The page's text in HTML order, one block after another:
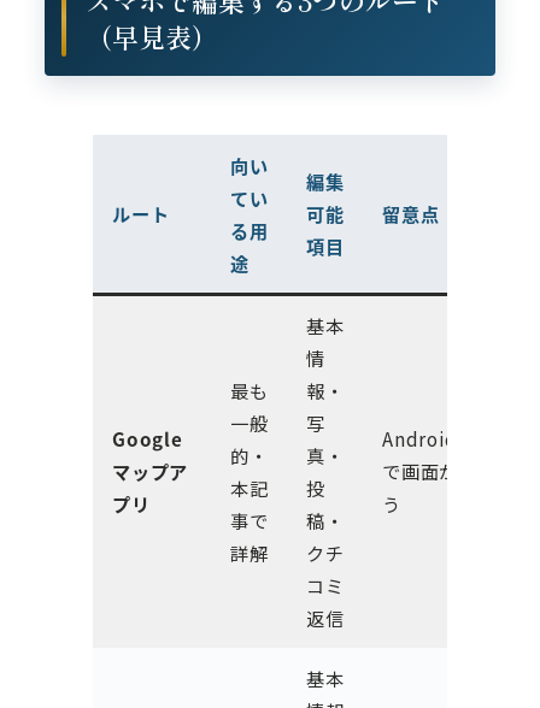
（早見表）
ルート
向い
てい
る用
途
編集
可能
項目
留意点
Google
マップア
プリ
最も
一般
的・
本記
事で
詳解
基本
情
報・
写
真・
投
稿・
クチ
コミ
返信
Android/iPhone
で画面が若干違
う
基本